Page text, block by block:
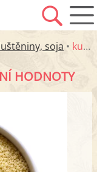
soja • kuskus
HODNOTY